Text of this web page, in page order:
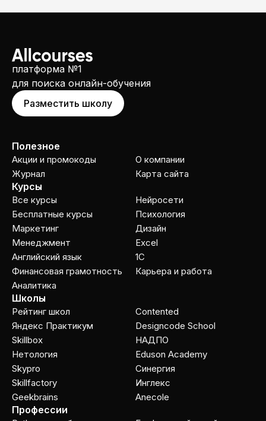
платформа №1
для поиска онлайн-обучения
Разместить школу
Полезное
Акции и промокоды
Журнал
О компании
Карта сайта
Курсы
Все курсы
Бесплатные курсы
Маркетинг
Менеджмент
Английский язык
Финансовая грамотность
Аналитика
Нейросети
Психология
Дизайн
Excel
1C
Карьера и работа
Школы
Рейтинг школ
Яндекс Практикум
Skillbox
Нетология
Skypro
Skillfactory
Geekbrains
Contented
Designcode School
НАДПО
Eduson Academy
Cинергия
Инглекс
Anecole
Профессии